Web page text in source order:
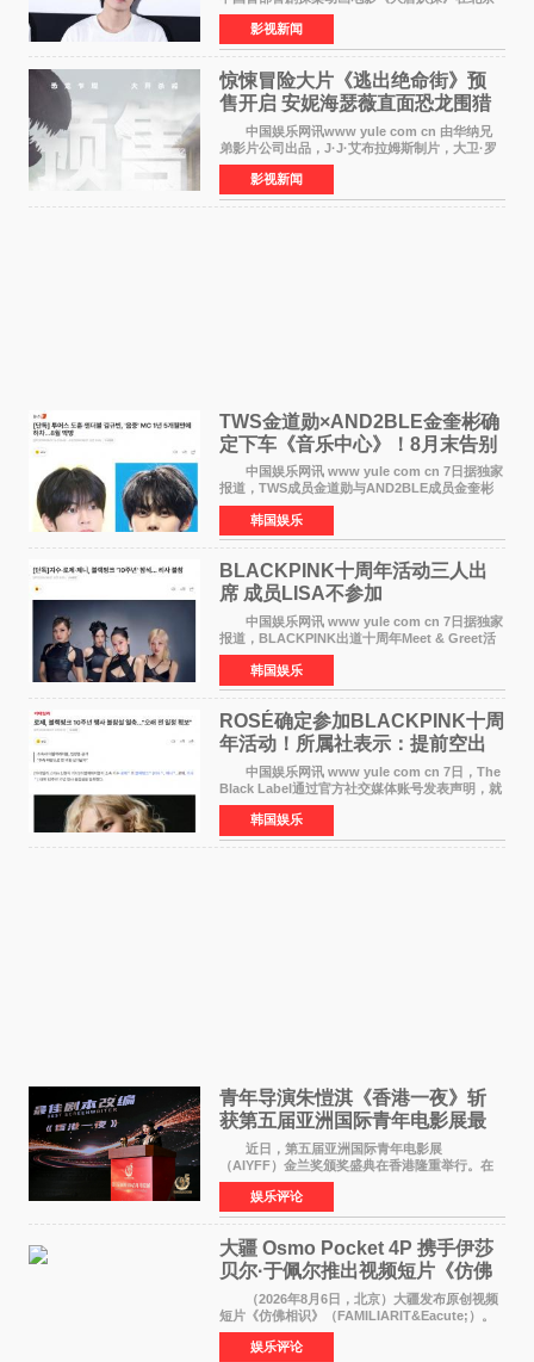
举办电影首映礼。导演程腾、联合导演黄珉、总
制片人曹紫建、制片人李莹莹，配音导演张喆，
对白指导程寅，领
影视新闻
惊悚冒险大片《逃出绝命街》预
售开启 安妮海瑟薇直面恐龙围猎
中国娱乐网讯www yule com cn 由华纳兄
弟影片公司出品，J·J·艾布拉姆斯制片，大卫·罗
伯特·米切尔执导，好莱坞巨星安妮·海瑟薇和伊万
·麦克格雷格领衔主演的2026暑期惊悚冒险大片
《逃出绝
影视新闻
TWS金道勋×AND2BLE金奎彬确
定下车《音乐中心》！8月末告别
MC席位
中国娱乐网讯 www yule com cn 7日据独家
报道，TWS成员金道勋与AND2BLE成员金奎彬
将于8月离开《音乐中心》MC的位置。 金道
勋与金奎彬于去年3月与H2H A-NA一起被选为
《音乐中心》MC，约1
韩国娱乐
BLACKPINK十周年活动三人出
席 成员LISA不参加
中国娱乐网讯 www yule com cn 7日据独家
报道，BLACKPINK出道十周年Meet & Greet活
动将由智秀、ROS&Eacute;、JENNIE出席，
LISA将缺席。 此前BLACKPINK所属社YG并
未为组合出道十周年做
韩国娱乐
ROSÉ确定参加BLACKPINK十周
年活动！所属社表示：提前空出
了时间
中国娱乐网讯 www yule com cn 7日，The
Black Label通过官方社交媒体账号发表声明，就
近期网络上关于ROS&Eacute;个人行程及是否参
加BLACKPINK出道纪念活动的种种猜测作出正
式回应。 Th
韩国娱乐
青年导演朱愷淇《香港一夜》斩
获第五届亚洲国际青年电影展最
佳剧本改编奖
近日，第五届亚洲国际青年电影展
（AIYFF）金兰奖颁奖盛典在香港隆重举行。在
这场汇聚数百位海内外电影人、文化界人士及媒
体代表的亚洲青年影视盛会上，香港本土电影
《香港一夜》（Dawn in Ho
娱乐评论
大疆 Osmo Pocket 4P 携手伊莎
贝尔·于佩尔推出视频短片《仿佛
相识》
（2026年8月6日，北京）大疆发布原创视频
短片《仿佛相识》（FAMILIARIT&Eacute;）。
视频短片由戛纳国际电影节最佳女演员伊莎贝尔·
于佩尔（Isabelle Huppert）主演，全程使用大
娱乐评论